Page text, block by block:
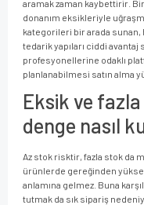
aramak zaman kaybettirir.
donanım eksikleriyle
kategorileri bir arada sunan,
tedarik yapıları ciddi avantaj
profesyonellerine odaklı
planlanabilmesi satın alma
Eksik ve
denge nasıl
Az stok risktir, fazla stok da
ürünlerde gereğinden
anlamına gelmez. Buna
tutmak da sık sipariş